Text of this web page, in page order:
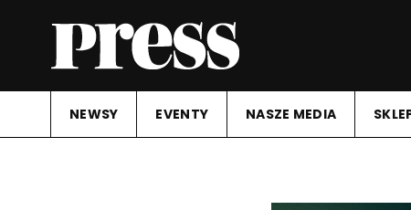
NEWSY EVENTY NASZE MEDIA